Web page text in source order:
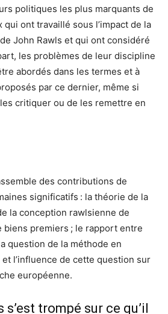
politiques les plus marquants de
ont travaillé sous l’impact de la
de John Rawls et qui ont considéré
les problèmes de leur discipline
abordés dans les termes et à
par ce dernier, même si
critiquer ou de les remettre en
des contributions de
significatifs : la théorie de la
la conception rawlsienne de
biens premiers ; le rapport entre
question de la méthode en
l’influence de cette question sur
européenne.
trompé sur ce qu’il